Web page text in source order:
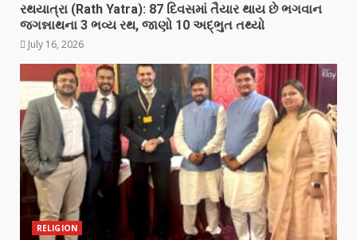
રથયાત્રા (Rath Yatra): 87 દિવસમાં તૈયાર થાય છે ભગવાન
જગન્નાથના 3 ભવ્ય રથ, જાણો 10 અદ્ભુત તથ્યો
July 16, 2026
RELIGION